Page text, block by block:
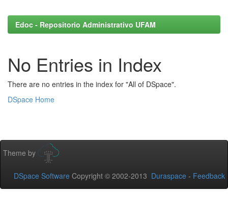
Edoc - Repositorio Administrativo UFAM
No Entries in Index
There are no entries in the index for "All of DSpace".
DSpace Home
Theme by
DSpace Software Copyright © 2002-2013 Duraspace - Feedback